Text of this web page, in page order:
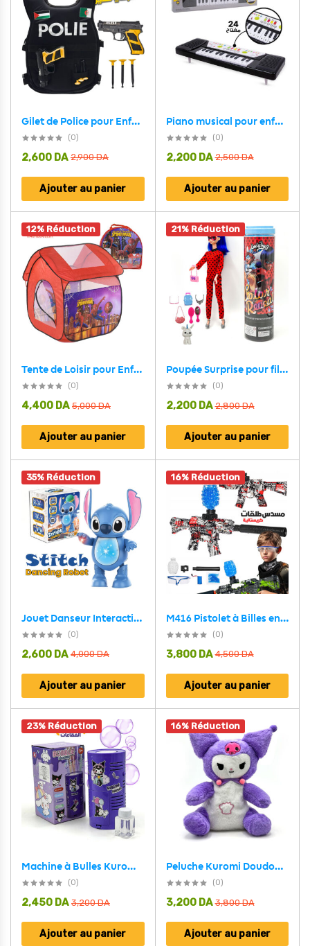
Gilet de Police pour Enfant avec Accessoires – بدلة الشرطي الصغير
(0)
2,900DA
2,600 DA
Ajouter au panier
Piano musical pour enfants avec lumières spéciales – بيانو أطفال
(0)
2,500DA
2,200 DA
Ajouter au panier
12% Réduction
Tente de Loisir pour Enfants Modèle Spider-Man
(0)
5,000DA
4,400 DA
Ajouter au panier
21% Réduction
Poupée Surprise pour fille – دمية البنات بأشكال مختلفة
(0)
2,800DA
2,200 DA
Ajouter au panier
35% Réduction
Jouet Danseur Interactif Musical Stitch avec Lumières – لعبة ستيتش الراقصة
(0)
4,000DA
2,600 DA
Ajouter au panier
16% Réduction
M416 Pistolet à Billes en Gel avec Accessoires – مسدس الطلقات الكريستالية
(0)
4,500DA
3,800 DA
Ajouter au panier
23% Réduction
Machine à Bulles Kuromi – Générateur de Bulles Magique
(0)
3,200DA
2,450 DA
Ajouter au panier
16% Réduction
Peluche Kuromi Doudou Doux et Adorable – دمية أطفال
(0)
3,800DA
3,200 DA
Ajouter au panier